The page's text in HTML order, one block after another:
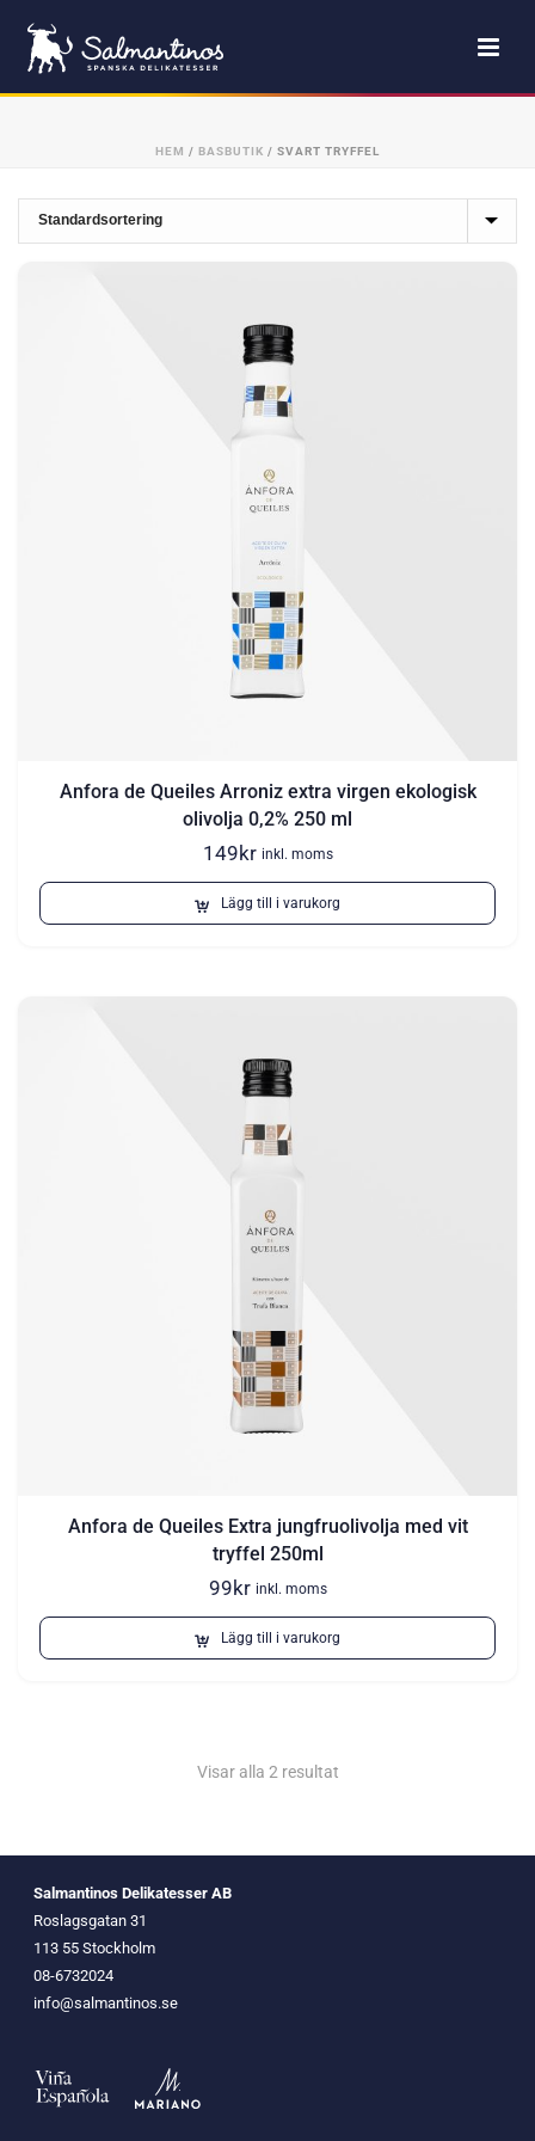
HEM / BASBUTIK / SVART TRYFFEL
Anfora de Queiles Arroniz extra virgen ekologisk
olivolja 0,2% 250 ml
149kr inkl. moms
Lägg till i varukorg
Anfora de Queiles Extra jungfruolivolja med vit
tryffel 250ml
99kr inkl. moms
Lägg till i varukorg
Visar alla 2 resultat
Salmantinos Delikatesser AB
Roslagsgatan 31
113 55 Stockholm
08-6732024
info@salmantinos.se